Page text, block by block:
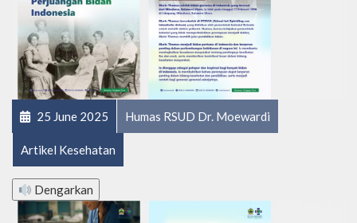
25 June 2025 Humas RSUD Dr. Moewardi
Artikel Kesehatan
Dengarkan